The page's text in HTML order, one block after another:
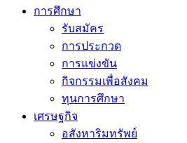
การศึกษา
รับสมัคร
การประกวด
การแข่งขัน
กิจกรรมเพื่อสังคม
ทุนการศึกษา
เศรษฐกิจ
อสังหาริมทรัพย์